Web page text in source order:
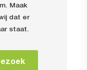
Maak
dat er
staat.